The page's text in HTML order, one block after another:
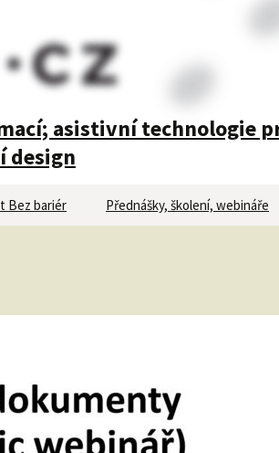
asistivní technologie
design
Bez bariér Přednášky, školení, webináře